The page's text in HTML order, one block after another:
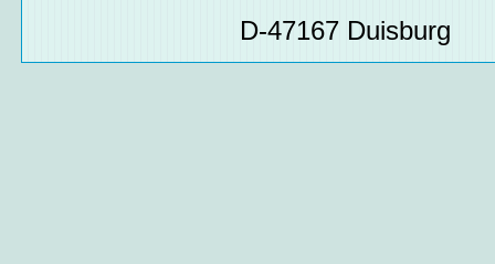
D-47167 Duisburg